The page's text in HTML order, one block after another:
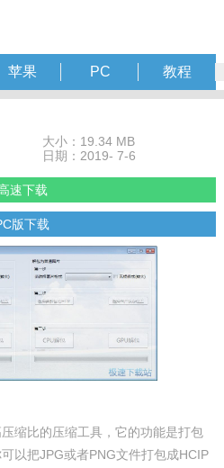
苹果 PC 教程
大小：19.34 MB
日期：2019- 7-6
速下载
版下载
缩比的压缩工具，它的功能是打包
以把JPG或者PNG文件打包成HCIP